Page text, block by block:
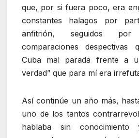
que, por si fuera poco, era
constantes halagos por
anfitrión, seguidos
comparaciones despectivas
Cuba mal parada frente a
verdad” que para mí era
Así continúe un año más,
uno de los tantos
hablaba sin